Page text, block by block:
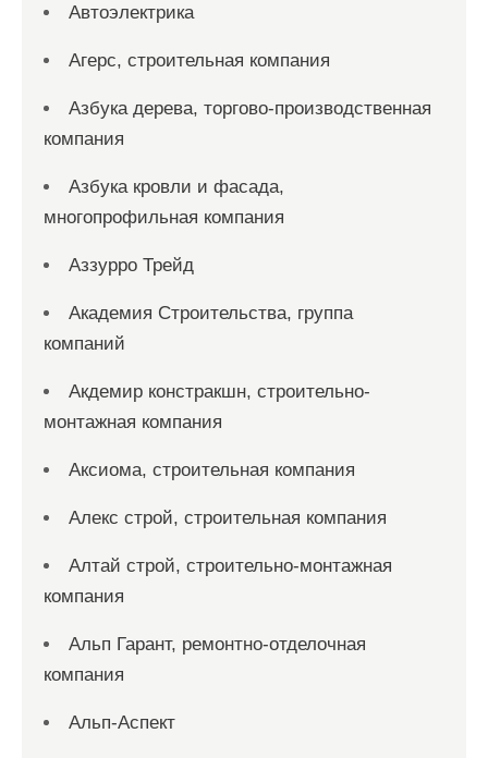
Автоэлектрика
Агерс, строительная компания
Азбука дерева, торгово-производственная
компания
Азбука кровли и фасада,
многопрофильная компания
Аззурро Трейд
Академия Строительства, группа
компаний
Акдемир констракшн, строительно-
монтажная компания
Аксиома, строительная компания
Алекс строй, строительная компания
Алтай строй, строительно-монтажная
компания
Альп Гарант, ремонтно-отделочная
компания
Альп-Аспект